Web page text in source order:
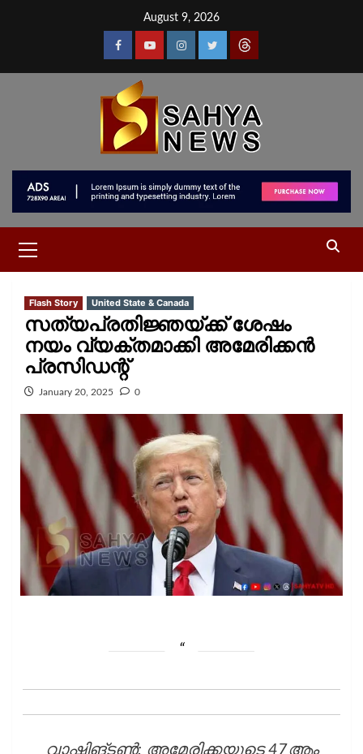
August 9, 2026
Flash Story United State & Canada
സത്യപ്രതിജ്ഞയ്ക്ക് ശേഷം
നയം വ്യക്തമാക്കി അമേരിക്കൻ
പ്രസിഡന്റ്
January 20, 2025 0
വാഷിങ്ടണ്‍: അമേരിക്കയുടെ 47ആം